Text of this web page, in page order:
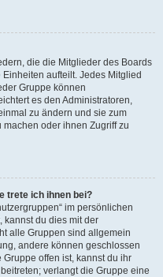
die die Mitglieder des Boards
aufteilt. Jedes Mitglied
Gruppe können
es den Administratoren,
zu ändern und sie zum
oder ihnen Zugriff zu
trete ich ihnen bei?
im persönlichen
kannst du dies mit der
alle Gruppen sind allgemein
andere können geschlossen
offen ist, kannst du ihr
verlangt die Gruppe eine